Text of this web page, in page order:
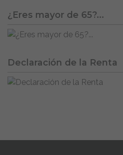
¿Eres mayor de 65?...
Declaración de la Renta